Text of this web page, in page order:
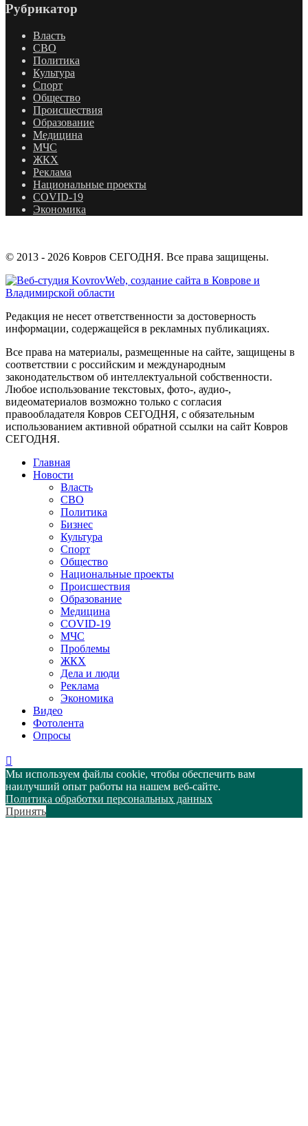
Рубрикатор
Власть
СВО
Политика
Культура
Спорт
Общество
Происшествия
Образование
Медицина
МЧС
ЖКХ
Реклама
Национальные проекты
COVID-19
Экономика
© 2013 - 2026 Ковров СЕГОДНЯ. Все права защищены.
Редакция не несет ответственности за достоверность
информации, содержащейся в рекламных публикациях.
Все права на материалы, размещенные на сайте, защищены в
соответствии с российским и международным
законодательством об интеллектуальной собственности.
Любое использование текстовых, фото-, аудио-,
видеоматериалов возможно только с согласия
правообладателя Ковров СЕГОДНЯ, с обязательным
использованием активной обратной ссылки на сайт Ковров
СЕГОДНЯ.
Главная
Новости
Власть
СВО
Политика
Бизнес
Культура
Спорт
Общество
Национальные проекты
Происшествия
Образование
Медицина
COVID-19
МЧС
Проблемы
ЖКХ
Дела и люди
Реклама
Экономика
Видео
Фотолента
Опросы
Мы используем файлы cookie, чтобы обеспечить вам
наилучший опыт работы на нашем веб-сайте.
Политика обработки персональных данных
Принять